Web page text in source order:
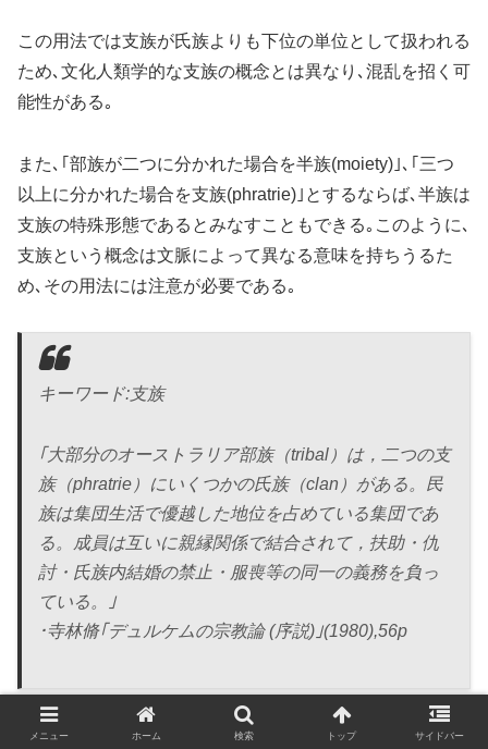
この用法では支族が氏族よりも下位の単位として扱われる
ため､文化人類学的な支族の概念とは異なり､混乱を招く可
能性がある｡
また､｢部族が二つに分かれた場合を半族(moiety)｣､｢三つ
以上に分かれた場合を支族(phratrie)｣とするならば､半族は
支族の特殊形態であるとみなすこともできる｡このように､
支族という概念は文脈によって異なる意味を持ちうるた
め､その用法には注意が必要である｡
キーワード:支族
｢大部分のオーストラリア部族（tribal）は，二つの支
族（phratrie）にいくつかの氏族（clan）がある。民
族は集団生活で優越した地位を占めている集団であ
る。成員は互いに親縁関係で結合されて，扶助・仇
討・氏族内結婚の禁止・服喪等の同一の義務を負っ
ている。｣
･寺林脩｢デュルケムの宗教論 (序説)｣(1980),56p
メニュー ホーム 検索 トップ サイドバー